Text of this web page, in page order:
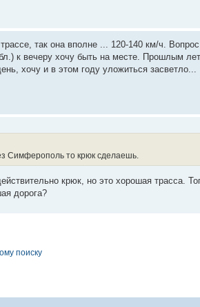
так она вполне ... 120-140 км/ч.
к вечеру хочу быть на месте. Прошлым
хочу и в этом году уложиться засветло...
Симферополь то крюк сделаешь.
крюк, но это хорошая трасса.
дорога?
поиску